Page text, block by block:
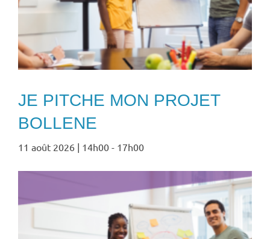
JE PITCHE MON PROJET
BOLLENE
11 août 2026 | 14h00 - 17h00